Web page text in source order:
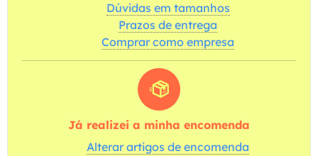
Dúvidas em tamanhos
Prazos de entrega
Comprar como empresa
Já realizei a minha encomenda
Alterar artigos de encomenda